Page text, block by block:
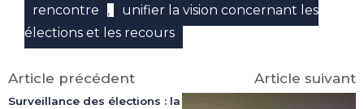
rencontre ,
unifier la vision concernant les
élections et les recours
Article précédent
Surveillance des élections : la
Article suivant